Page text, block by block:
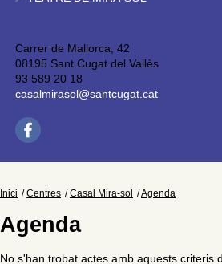
Carrer de Mallorca, 42
08195 Sant Cugat del Vallès
93 589 20 18
casalmirasol@santcugat.cat
Inici Centres Casal Mira-sol Agenda
Agenda
No s'han trobat actes amb aquests criteris